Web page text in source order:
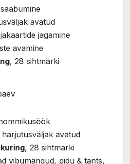
avatud
jagamine
avamine
, 28 sihtmärki
harjutusväljak avatud
, 28 sihtmärki
vibumängud, pidu & tants,